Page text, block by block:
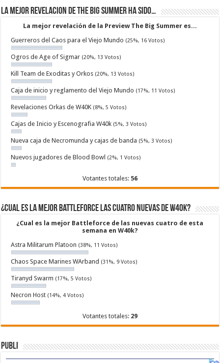
La mejor revelacion de The Big Summer ha sido…
La mejor revelación de la Preview The Big Summer es...
Guerreros del Caos para el Viejo Mundo (25%, 16 Votos)
Ogros de Age of Sigmar (20%, 13 Votos)
Kill Team de Exoditas y Orkos (20%, 13 Votos)
Caja de inicio y reglamento del Viejo Mundo (17%, 11 Votos)
Revelaciones Orkas de W40K (8%, 5 Votos)
Cajas de Inicio y Escenografia W40k (5%, 3 Votos)
Nueva caja de Necromunda y cajas de banda (5%, 3 Votos)
Nuevos jugadores de Blood Bowl (2%, 1 Votos)
Votantes totales: 56
¿Cual es la mejor Battleforce las cuatro nuevas de W40k?
¿Cual es la mejor Battleforce de las nuevas cuatro de esta
semana en W40k?
Astra Militarum Platoon (38%, 11 Votos)
Chaos Space Marines WArband (31%, 9 Votos)
Tiranyd Swarm (17%, 5 Votos)
Necron Host (14%, 4 Votos)
Votantes totales: 29
Publi